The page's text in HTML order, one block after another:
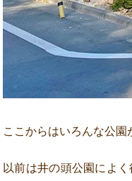
ここからはいろんな公
以前は井の頭公園によ